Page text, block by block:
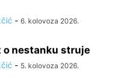
- 6. kolovoza 2026.
o nestanku struje
- 5. kolovoza 2026.